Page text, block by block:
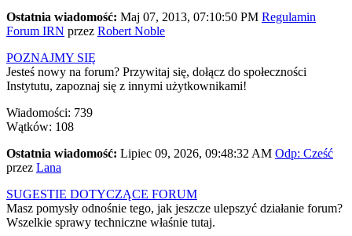
Ostatnia wiadomość: Maj 07, 2013, 07:10:50 PM Regulamin
Forum IRN przez Robert Noble
POZNAJMY SIĘ
Jesteś nowy na forum? Przywitaj się, dołącz do społeczności
Instytutu, zapoznaj się z innymi użytkownikami!
Wiadomości: 739
Wątków: 108
Ostatnia wiadomość: Lipiec 09, 2026, 09:48:32 AM Odp: Cześć
przez Lana
SUGESTIE DOTYCZĄCE FORUM
Masz pomysły odnośnie tego, jak jeszcze ulepszyć działanie forum?
Wszelkie sprawy techniczne właśnie tutaj.